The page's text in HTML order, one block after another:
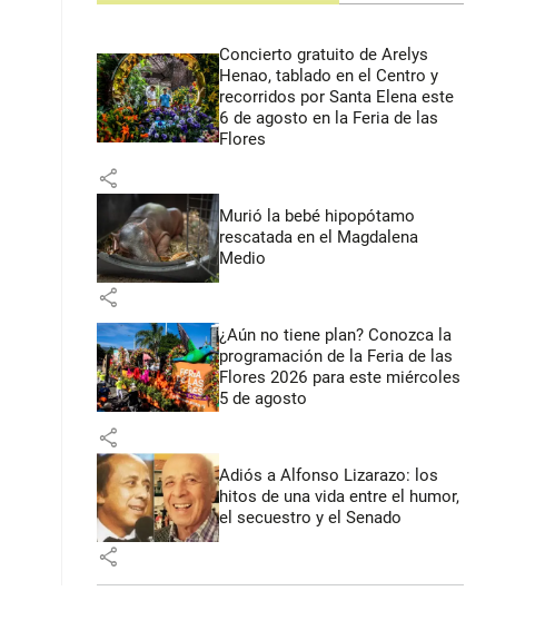
Concierto gratuito de Arelys
Henao, tablado en el Centro y
recorridos por Santa Elena este
6 de agosto en la Feria de las
Flores
share
Murió la bebé hipopótamo
rescatada en el Magdalena
Medio
share
¿Aún no tiene plan? Conozca la
programación de la Feria de las
Flores 2026 para este miércoles
5 de agosto
share
Adiós a Alfonso Lizarazo: los
hitos de una vida entre el humor,
el secuestro y el Senado
share